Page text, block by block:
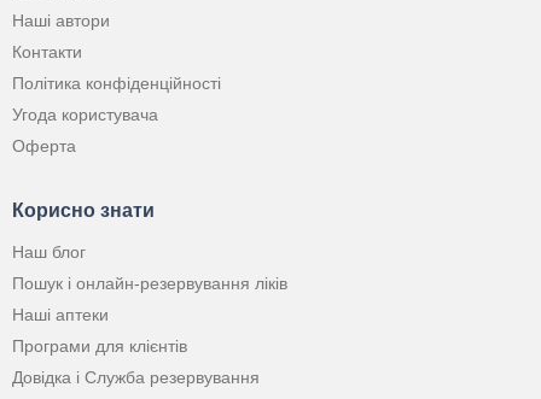
Наші автори
Контакти
Політика конфіденційності
Угода користувача
Оферта
Корисно знати
Наш блог
Пошук і онлайн-резервування ліків
Наші аптеки
Програми для клієнтів
Довідка і Служба резервування